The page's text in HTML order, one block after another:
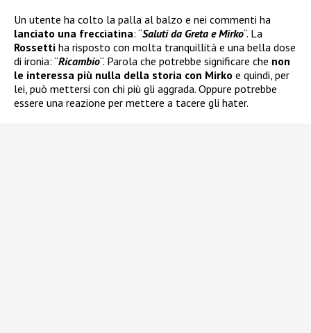
Un utente ha colto la palla al balzo e nei commenti ha
lanciato una frecciatina: “Saluti da Greta e Mirko“. La
Rossetti ha risposto con molta tranquillità e una bella dose
di ironia: “Ricambio“. Parola che potrebbe significare che non
le interessa più nulla della storia con Mirko e quindi, per
lei, può mettersi con chi più gli aggrada. Oppure potrebbe
essere una reazione per mettere a tacere gli hater.